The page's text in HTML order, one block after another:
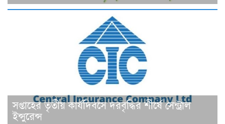
সপ্তাহের তৃতীয় কার্যদিবসে দরবৃদ্ধির শীর্ষে সেন্ট্রাল
ইন্সুরেন্স